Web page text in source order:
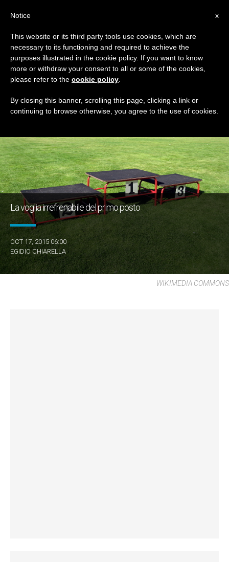
TAG
Posts Tagged ‘zelo’
ULTIME NOTIZIE
La voglia irrefrenabile del primo posto
OCT 17, 2015 06:00
EGIDIO CHIARELLA
WIKIMEDIA COMMONS
x
Notice
This website or its third party tools use cookies, which are
necessary to its functioning and required to achieve the
purposes illustrated in the cookie policy. If you want to know
more or withdraw your consent to all or some of the cookies,
please refer to the cookie policy
By closing this banner, scrolling this page, clicking a link or
continuing to browse otherwise, you agree to the use of cookies.